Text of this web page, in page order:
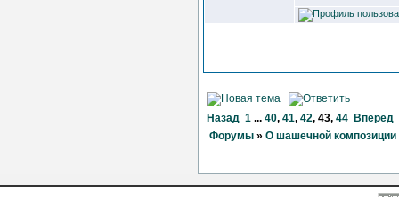
Назад 1 ... 40, 41, 42, 43, 44 Вперед
Форумы » О шашечной композиции